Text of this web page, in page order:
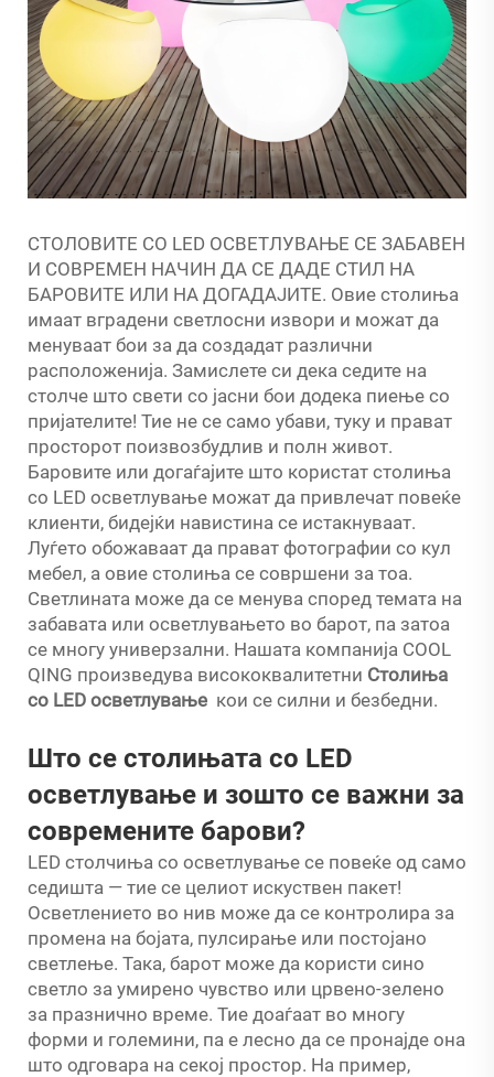
СТОЛОВИТЕ СО LED ОСВЕТЛУВАЊЕ СЕ ЗАБАВЕН
И СОВРЕМЕН НАЧИН ДА СЕ ДАДЕ СТИЛ НА
БАРОВИТЕ ИЛИ НА ДОГАДАЈИТЕ. Овие столиња
имаат вградени светлосни извори и можат да
менуваат бои за да создадат различни
расположенија. Замислете си дека седите на
столче што свети со јасни бои додека пиење со
пријателите! Тие не се само убави, туку и прават
просторот поизвозбудлив и полн живот.
Баровите или догаѓајите што користат столиња
со LED осветлување можат да привлечат повеќе
клиенти, бидејќи навистина се истакнуваат.
Луѓето обожаваат да прават фотографии со кул
мебел, а овие столиња се совршени за тоа.
Светлината може да се менува според темата на
забавата или осветлувањето во барот, па затоа
се многу универзални. Нашата компанија COOL
QING произведува висококвалитетни Столиња
со LED осветлување кои се силни и безбедни.
Што се столињата со LED
осветлување и зошто се важни за
современите барови?
LED столчиња со осветлување се повеќе од само
седишта — тие се целиот искуствен пакет!
Осветлението во нив може да се контролира за
промена на бојата, пулсирање или постојано
светлење. Така, барот може да користи сино
светло за умирено чувство или црвено-зелено
за празнично време. Тие доаѓаат во многу
форми и големини, па е лесно да се пронајде она
што одговара на секој простор. На пример,